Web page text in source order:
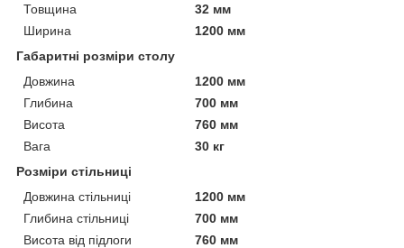
Товщина
32 мм
Ширина
1200 мм
Габаритні розміри столу
Довжина
1200 мм
Глибина
700 мм
Висота
760 мм
Вага
30 кг
Розміри стільниці
Довжина стільниці
1200 мм
Глибина стільниці
700 мм
Висота від підлоги
760 мм